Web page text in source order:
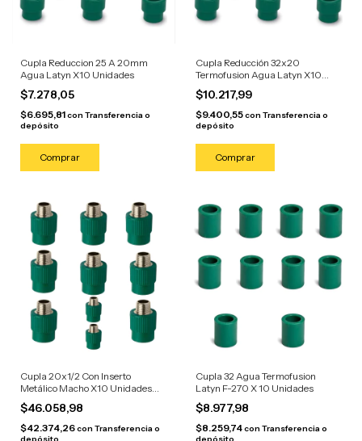
Cupla Reduccion 25 A 20mm
Agua Latyn X10 Unidades
$7.278,05
$6.695,81con Transferencia o
depósito
Cupla Reducción 32x20
Termofusion Agua Latyn X10
Unidades
$10.217,99
$9.400,55con Transferencia o
depósito
Cupla 20x1/2 Con Inserto
Metálico Macho X10 Unidades
Agua
$46.058,98
$42.374,26con Transferencia o
Cupla 32 Agua Termofusion
Latyn F-270 X 10 Unidades
$8.977,98
$8.259,74con Transferencia o